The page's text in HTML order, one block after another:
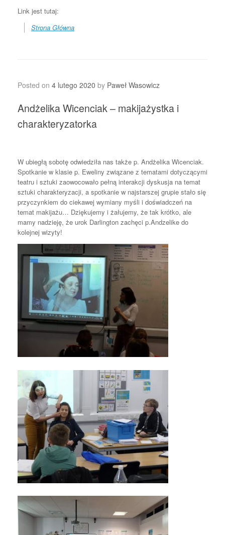
Link jest tutaj:
Strona Główna
Posted on 4 lutego 2020 by Paweł Wasowicz
Andżelika Wicenciak – makijażystka i
charakteryzatorka
W ubiegłą sobotę odwiedziła nas także p. Andżelika Wicenciak.
Spotkanie w klasie p. Eweliny związane z tematami dotyczącymi
teatru i sztuki zaowocowało pełną interakcji dyskusja na temat
sztuki charakteryzacji, a spotkanie w najstarszej grupie stało się
przyczynkiem do ciekawej wymiany myśli i doświadczeń na
temat makijażu… Dziękujemy i żałujemy, że tak krótko, ale
mamy nadzieję, że urok Darlington zachęci p.Andzelike do
kolejnej wizyty!